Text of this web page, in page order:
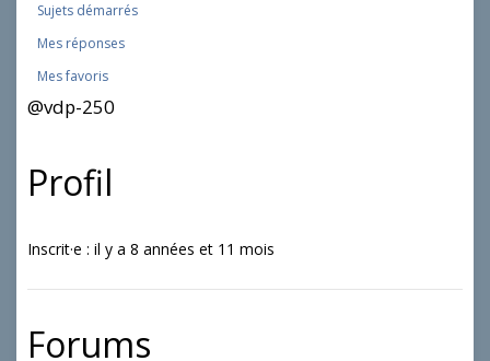
Sujets démarrés
Mes réponses
Mes favoris
@vdp-250
Profil
Inscrit·e : il y a 8 années et 11 mois
Forums